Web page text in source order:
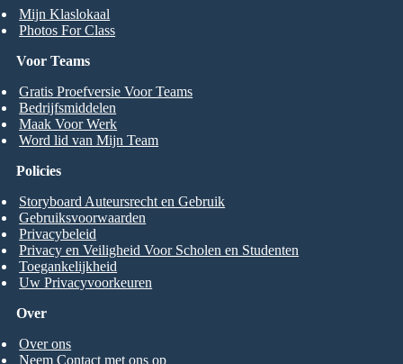
Mijn Klaslokaal
Photos For Class
Voor Teams
Gratis Proefversie Voor Teams
Bedrijfsmiddelen
Maak Voor Werk
Word lid van Mijn Team
Over
Over ons
Neem Contact met ons op
Policies
Storyboard Auteursrecht en Gebruik
Gebruiksvoorwaarden
Privacybeleid
Privacy en Veiligheid Voor Scholen en Studenten
Toegankelijkheid
Uw Privacyvoorkeuren